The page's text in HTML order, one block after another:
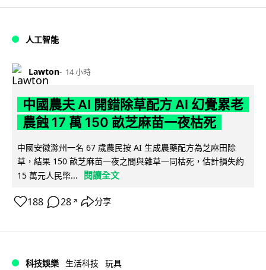
人工智能
Lawton 14 小時
中國農夫 AI 開錯除草配方 AI 幻覺累老
農蝕 17 萬 150 畝芝麻苗一夜枯死
中國安徽滁州一名 67 歲農民按 AI 生成農藥配方為芝麻田除
草，結果 150 畝芝麻苗一夜之間與雜草一同枯死，估計損失約
15 萬元人民幣...
閱讀全文
188 28 ↗ 分享
科技娛樂 生活科技 玩具